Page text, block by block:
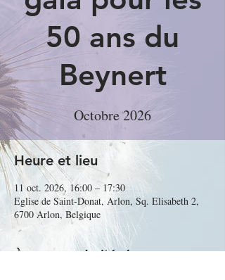
50 ans du
Beynert
Octobre 2026
Heure et lieu
11 oct. 2026, 16:00 – 17:30
Eglise de Saint-Donat, Arlon, Sq. Elisabeth 2,
6700 Arlon, Belgique
À propos de l'événement